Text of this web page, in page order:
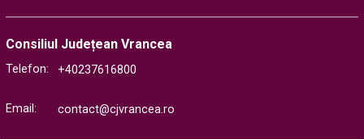
Consiliul Județean Vrancea
Telefon: +40237616800
Email: contact@cjvrancea.ro